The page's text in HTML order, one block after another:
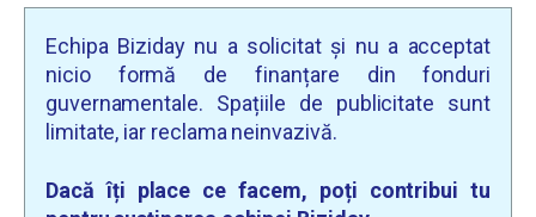
Echipa Biziday nu a solicitat și nu a acceptat
nicio formă de finanțare din fonduri
guvernamentale. Spațiile de publicitate sunt
limitate, iar reclama neinvazivă.
Dacă îți place ce facem, poți contribui tu